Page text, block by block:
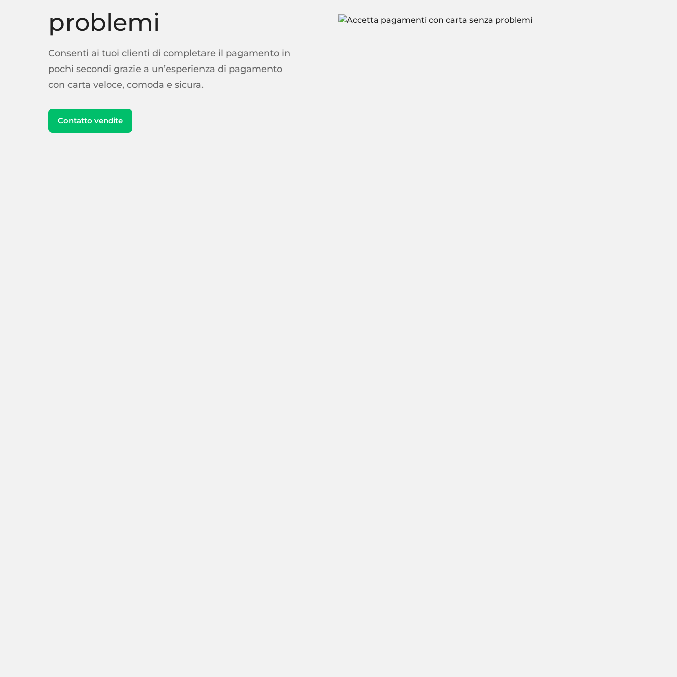
problemi
Consenti ai tuoi clienti di completare il pagamento in
pochi secondi grazie a un’esperienza di pagamento
con carta veloce, comoda e sicura.
Contatto vendite